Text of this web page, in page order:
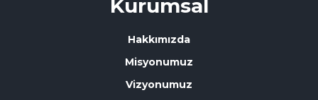
Kurumsal
Hakkımızda
Misyonumuz
Vizyonumuz